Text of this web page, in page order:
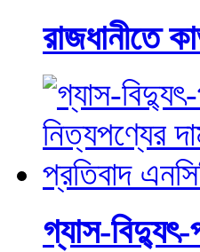
রাজধানীতে
গ্যাস-বিদ্যুৎ-